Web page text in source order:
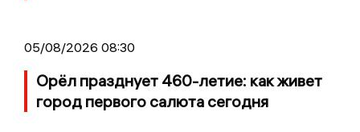
05/08/2026 08:30
Орёл празднует 460-летие: как живет
город первого салюта сегодня